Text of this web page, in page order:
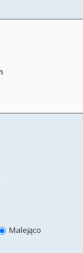
Malejąco